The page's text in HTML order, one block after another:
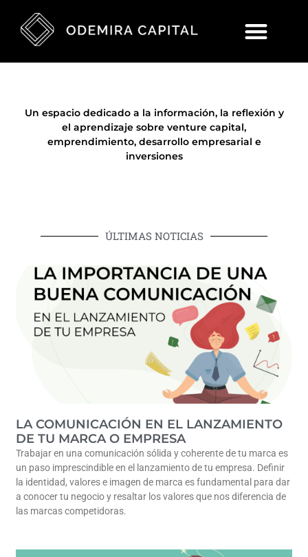
Un espacio dedicado a la información, la reflexión y
el aprendizaje sobre venture capital,
emprendimiento, desarrollo empresarial e
inversiones
ÚLTIMAS NOTICIAS
LA COMUNICACIÓN EN EL LANZAMIENTO
DE TU MARCA O EMPRESA
Trabajar en una comunicación sólida y coherente de tu marca es
un paso imprescindible en el lanzamiento de tu empresa. Definir
la identidad, valores e imagen de marca es fundamental para dar
a conocer tu negocio y resaltar los valores que nos diferencia de
las marcas competidoras.